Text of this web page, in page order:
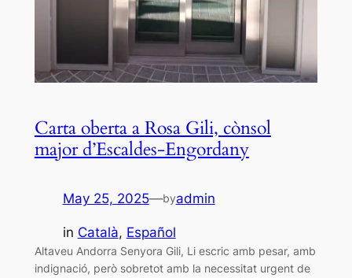
Carta oberta a Rosa Gili, cònsol
major d’Escaldes-Engordany
May 25, 2025—byadmin
in Català, Español
Altaveu Andorra Senyora Gili, Li escric amb pesar, amb
indignació, però sobretot amb la necessitat urgent de